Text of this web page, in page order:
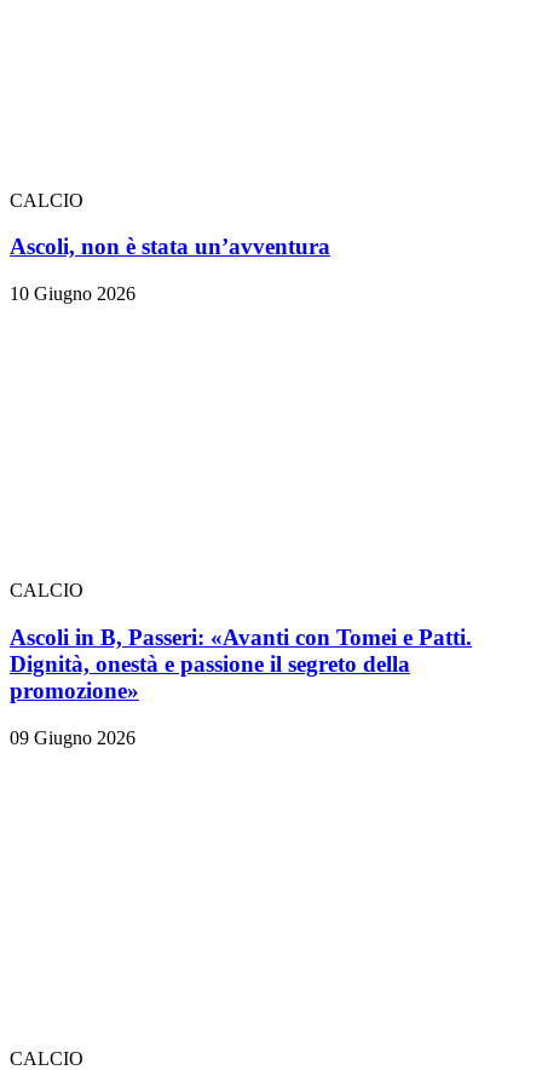
CALCIO
Ascoli, non è stata un’avventura
10 Giugno 2026
CALCIO
Ascoli in B, Passeri: «Avanti con Tomei e Patti.
Dignità, onestà e passione il segreto della
promozione»
09 Giugno 2026
CALCIO